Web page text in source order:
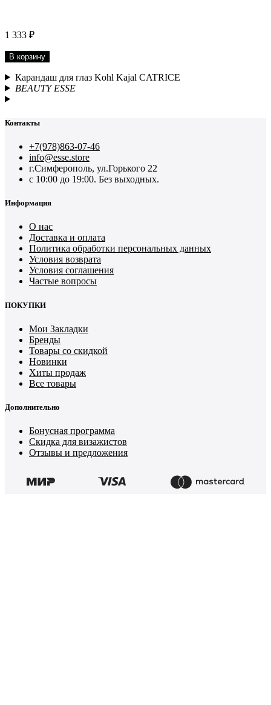
1 333 ₽
В корзину
Карандаш для глаз Kohl Kajal CATRICE
BEAUTY ESSE
Контакты
+7(978)863-07-46
info@esse.store
г.Симферополь, ул.Горького 22
с 10:00 до 19:00. Без выходных.
Информация
О нас
Доставка и оплата
Политика обработки персональных данных
Условия возврата
Условия соглашения
Частые вопросы
ПОКУПКИ
Мои Закладки
Бренды
Товары со скидкой
Новинки
Хиты продаж
Все товары
Дополнительно
Бонусная программа
Скидка для визажистов
Отзывы и предложения